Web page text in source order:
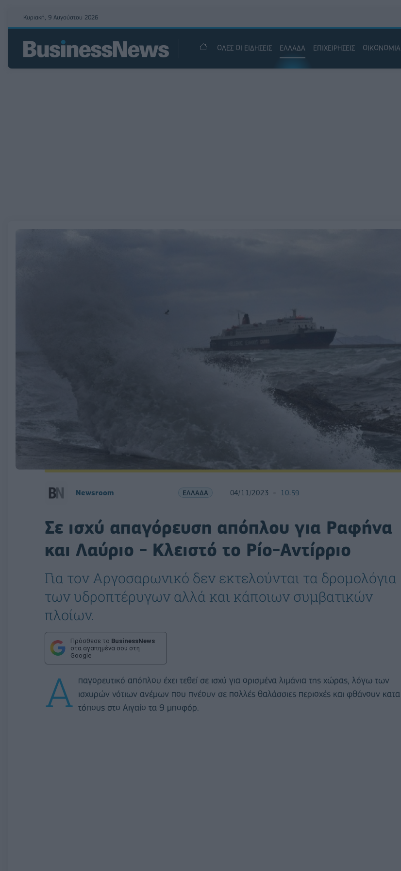
Κυριακή, 9 Αυγούστου 2026
ΟΛΕΣ ΟΙ ΕΙΔΗΣΕΙΣ ΕΛΛΑΔΑ ΕΠΙΧΕΙΡΗΣΕΙΣ ΟΙΚΟΝΟΜΙΑ
Newsroom ΕΛΛΑΔΑ 04/11/2023 10:59
Σε ισχύ απαγόρευση απόπλου για Ραφήνα
και Λαύριο - Κλειστό το Ρίο-Αντίρριο
Για τον Αργοσαρωνικό δεν εκτελούνται τα δρομολόγια
των υδροπτέρυγων αλλά και κάποιων συμβατικών
πλοίων.
Πρόσθεσε το BusinessNews
στα αγαπημένα σου στη
Google
Α παγορευτικό απόπλου έχει τεθεί σε ισχύ για ορισμένα λιμάνια της χώρας, λόγω των
ισχυρών νότιων ανέμων που πνέουν σε πολλές θαλάσσιες περιοχές και φθάνουν κατα
τόπους στο Αιγαίο τα 9 μποφόρ.